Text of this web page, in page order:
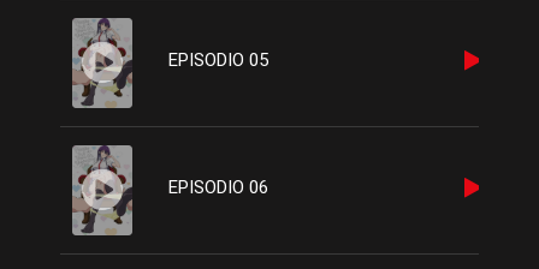
EPISODIO 05
EPISODIO 06